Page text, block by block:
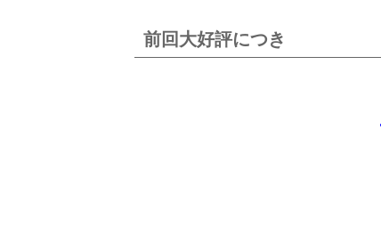
前回大好評につき